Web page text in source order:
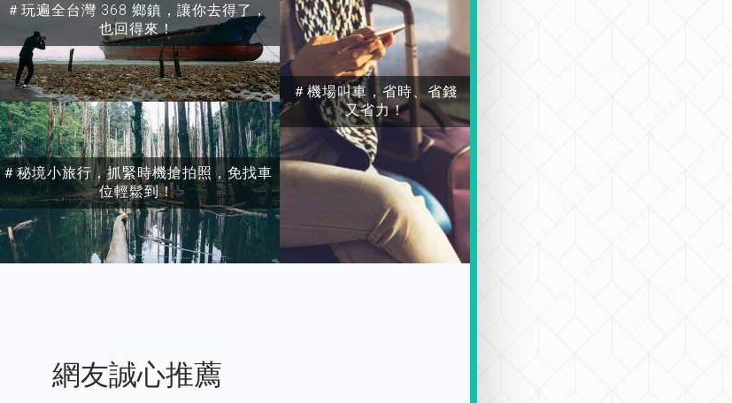
＃玩遍全台灣 368 鄉鎮，讓你去得了，
也回得來！
＃秘境小旅行，抓緊時機搶拍照，免找車
位輕鬆到！
＃機場叫車，省時、省錢
又省力！
網友誠心推薦